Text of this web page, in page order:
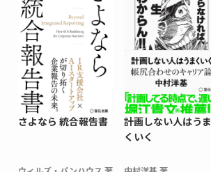
さよなら 統合報告書
計画しない人はうま
くいく